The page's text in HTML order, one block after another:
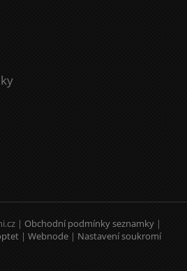
| Obchodní podmínky seznamky |
| Webnode | Nastavení soukromí